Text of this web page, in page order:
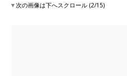
▼次の画像は下へスクロール (2/15)